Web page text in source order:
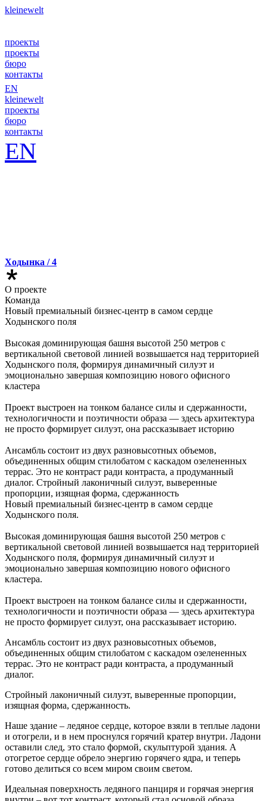
kleinewelt
проекты
проекты
бюро
контакты
EN
kleinewelt
проекты
бюро
контакты
EN
Ходынка / 4
О проекте
Команда
Новый премиальный бизнес-центр в самом сердце
Ходынского поля
Высокая доминирующая башня высотой 250 метров с
вертикальной световой линией возвышается над территорией
Ходынского поля, формируя динамичный силуэт и
эмоционально завершая композицию нового офисного
кластера
Проект выстроен на тонком балансе силы и сдержанности,
технологичности и поэтичности образа — здесь архитектура
не просто формирует силуэт, она рассказывает историю
Ансамбль состоит из двух разновысотных объемов,
объединенных общим стилобатом с каскадом озелененных
террас. Это не контраст ради контраста, а продуманный
диалог. Стройный лаконичный силуэт, выверенные
пропорции, изящная форма, сдержанность
Новый премиальный бизнес-центр в самом сердце
Ходынского поля.
Высокая доминирующая башня высотой 250 метров с
вертикальной световой линией возвышается над территорией
Ходынского поля, формируя динамичный силуэт и
эмоционально завершая композицию нового офисного
кластера.
Проект выстроен на тонком балансе силы и сдержанности,
технологичности и поэтичности образа — здесь архитектура
не просто формирует силуэт, она рассказывает историю.
Ансамбль состоит из двух разновысотных объемов,
объединенных общим стилобатом с каскадом озелененных
террас. Это не контраст ради контраста, а продуманный
диалог.
Стройный лаконичный силуэт, выверенные пропорции,
изящная форма, сдержанность.
Наше здание – ледяное сердце, которое взяли в теплые ладони
и отогрели, и в нем проснулся горячий кратер внутри. Ладони
оставили след, это стало формой, скульптурой здания. А
отогретое сердце обрело энергию горячего ядра, и теперь
готово делиться со всем миром своим светом.
Идеальная поверхность ледяного панциря и горячая энергия